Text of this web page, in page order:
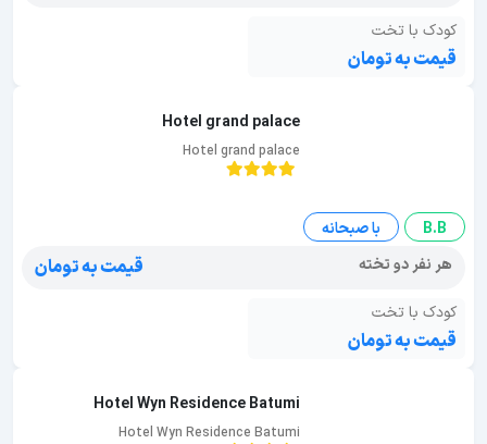
کودک با تخت
قیمت به تومان
Hotel grand palace
Hotel grand palace
B.B
با صبحانه
هر نفر دو تخته
قیمت به تومان
کودک با تخت
قیمت به تومان
Hotel Wyn Residence Batumi
Hotel Wyn Residence Batumi